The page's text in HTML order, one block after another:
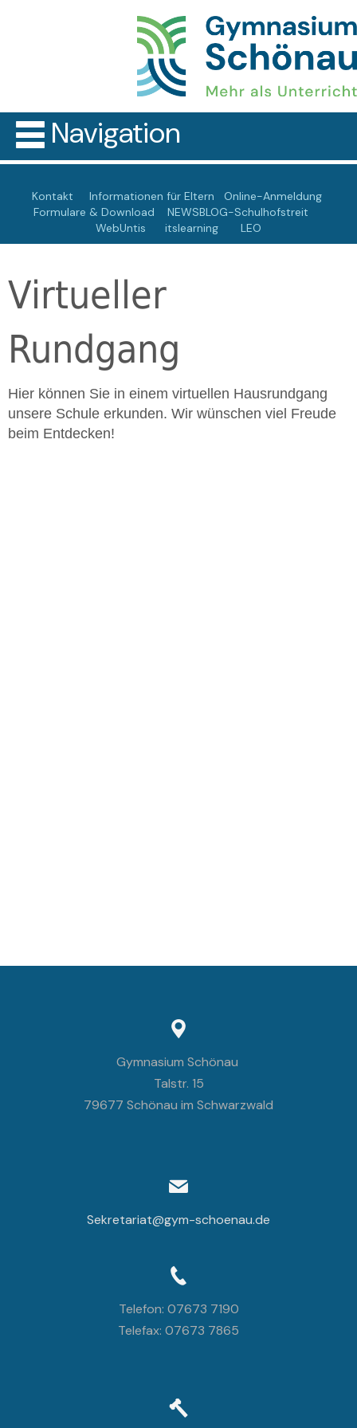
Navigation
Kontakt Informationen für Eltern
Online-Anmeldung
Formulare & Download
NEWSBLOG-Schulhofstreit
WebUntis
itslearning LEO
Virtueller
Rundgang
Hier können Sie in einem virtuellen Hausrundgang
unsere Schule erkunden. Wir wünschen viel Freude
beim Entdecken!
Gymnasium Schönau
Talstr. 15
79677 Schönau im Schwarzwald
Sekretariat@gym-schoenau.de
Telefon: 07673 7190
Telefax: 07673 7865